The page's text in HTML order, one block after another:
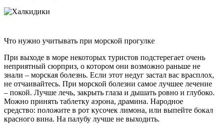
Что нужно учитывать при морской прогулке
При выходе в море некоторых туристов подстерегает очень
неприятный сюрприз, о котором они возможно раньше не
знали – морская болезнь. Если этот недуг застал вас врасплох,
не отчаивайтесь. При морской болезни самое лучшее лечение
– покой. Лучше лечь, закрыть глаза и дышать ровно и глубоко.
Можно принять таблетку аэрона, драмина. Народное
средство: положите в рот кусочек лимона, или выпейте бокал
красного вина. На палубу лучше не выходить.